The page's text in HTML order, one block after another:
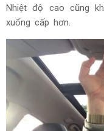
Nhiệt độ cao cũng
xuống cấp hơn.